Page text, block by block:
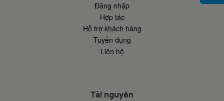
Đăng nhập
Hợp tác
Hỗ trợ khách hàng
Tuyển dụng
Liên hệ
Tài nguyên